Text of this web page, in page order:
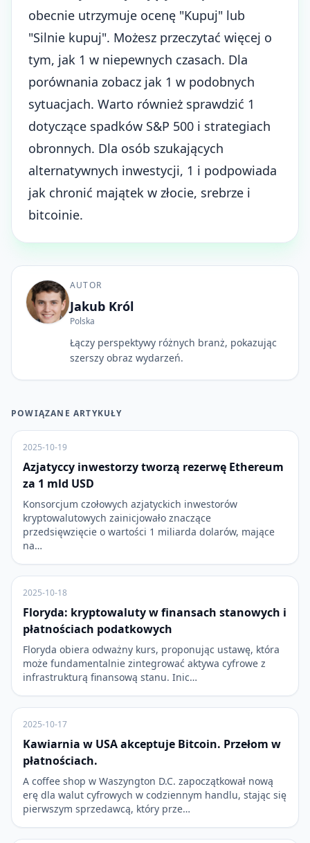
obecnie utrzymuje ocenę "Kupuj" lub
"Silnie kupuj". Możesz przeczytać więcej o
tym, jak 1 w niepewnych czasach. Dla
porównania zobacz jak 1 w podobnych
sytuacjach. Warto również sprawdzić 1
dotyczące spadków S&P 500 i strategiach
obronnych. Dla osób szukających
alternatywnych inwestycji, 1 i podpowiada
jak chronić majątek w złocie, srebrze i
bitcoinie.
AUTOR
Jakub Król
Polska
Łączy perspektywy różnych branż, pokazując
szerszy obraz wydarzeń.
POWIĄZANE ARTYKUŁY
2025-10-19
Azjatyccy inwestorzy tworzą rezerwę Ethereum
za 1 mld USD
Konsorcjum czołowych azjatyckich inwestorów
kryptowalutowych zainicjowało znaczące
przedsięwzięcie o wartości 1 miliarda dolarów, mające
na…
2025-10-18
Floryda: kryptowaluty w finansach stanowych i
płatnościach podatkowych
Floryda obiera odważny kurs, proponując ustawę, która
może fundamentalnie zintegrować aktywa cyfrowe z
infrastrukturą finansową stanu. Inic…
2025-10-17
Kawiarnia w USA akceptuje Bitcoin. Przełom w
płatnościach.
A coffee shop w Waszyngton D.C. zapoczątkował nową
erę dla walut cyfrowych w codziennym handlu, stając się
pierwszym sprzedawcą, który prze…